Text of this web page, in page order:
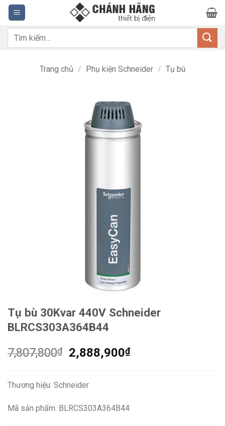
Bỏ
qua
nội
dung
Tìm
Trang chủ / Phụ kiện Schneider / Tụ bù
Tụ bù 30Kvar 440V Schneider
BLRCS303A364B44
7,807,800₫
Giá
7,807,800₫.
2,888,900₫Giá
Thương hiệu: Schneider
Mã sản phẩm: BLRCS303A364B44